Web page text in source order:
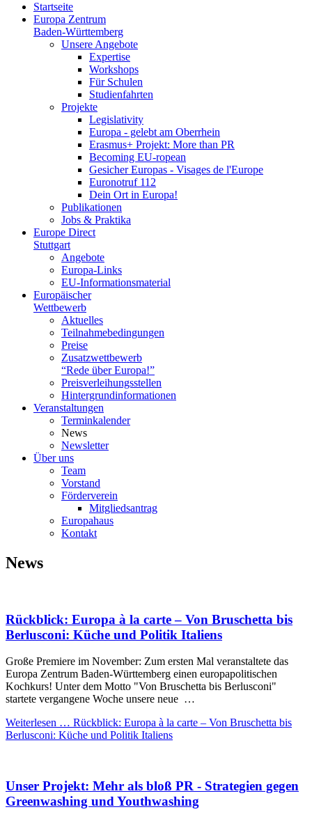
Startseite
Europa Zentrum
Baden-Württemberg
Unsere Angebote
Expertise
Workshops
Für Schulen
Studienfahrten
Projekte
Legislativity
Europa - gelebt am Oberrhein
Erasmus+ Projekt: More than PR
Becoming EU-ropean
Gesicher Europas - Visages de l'Europe
Euronotruf 112
Dein Ort in Europa!
Publikationen
Jobs & Praktika
Europe Direct
Stuttgart
Angebote
Europa-Links
EU-Informationsmaterial
Europäischer
Wettbewerb
Aktuelles
Teilnahme­bedingungen
Preise
Zusatzwettbewerb
“Rede über Europa!”
Preisverleihungsstellen
Hintergrundinformationen
Veranstaltungen
Terminkalender
News
Newsletter
Über uns
Team
Vorstand
Förderverein
Mitgliedsantrag
Europahaus
Kontakt
News
Rückblick: Europa à la carte – Von Bruschetta bis
Berlusconi: Küche und Politik Italiens
Große Premiere im November: Zum ersten Mal veranstaltete das
Europa Zentrum Baden-Württemberg einen europapolitischen
Kochkurs! Unter dem Motto "Von Bruschetta bis Berlusconi"
startete vergangene Woche unsere neue …
Weiterlesen … Rückblick: Europa à la carte – Von Bruschetta bis
Berlusconi: Küche und Politik Italiens
Unser Projekt: Mehr als bloß PR - Strategien gegen
Greenwashing und Youthwashing